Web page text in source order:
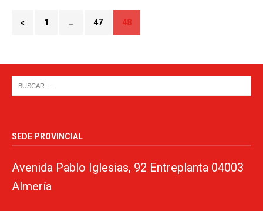
« 1 … 47 48
SEDE PROVINCIAL
Avenida Pablo Iglesias, 92 Entreplanta 04003
Almería